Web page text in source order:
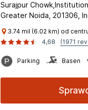
Surajpur
Greater Noida, 201306,
3.74 mil (6.02 km) od
4,68
(1971
Parking Basen